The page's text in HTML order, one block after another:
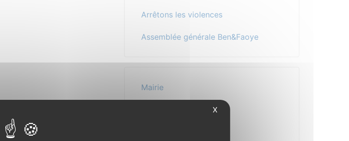
Arrêtons les violences
Assemblée générale Ben&Faoye
Mairie
X